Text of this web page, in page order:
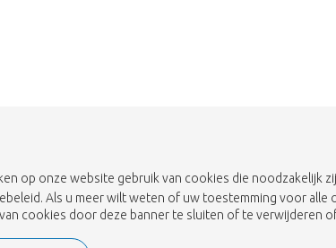
op onze website gebruik van cookies die
Als u meer wilt weten of uw toestemming voor alle
cookies door deze banner te sluiten of te verwijderen